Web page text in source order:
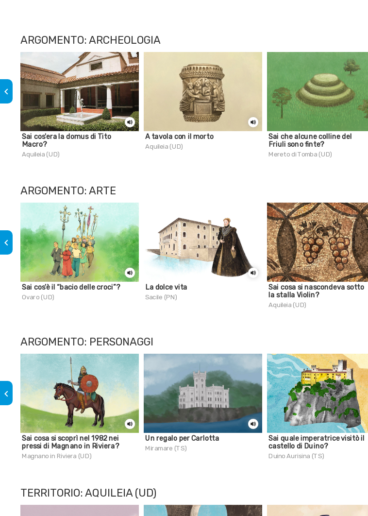
ARGOMENTO: ARCHEOLOGIA
Sai cos'era la domus di Tito
Macro?
Aquileia (UD)
A tavola con il morto
Aquileia (UD)
Sai che alcune colline del
Friuli sono finte?
Mereto di Tomba (UD)
keyboard_arrow_left
ARGOMENTO: ARTE
Sai cos'è il “bacio delle croci”?
Ovaro (UD)
La dolce vita
Sacile (PN)
Sai cosa si nascondeva sotto
la stalla Violin?
Aquileia (UD)
keyboard_arrow_left
ARGOMENTO: PERSONAGGI
Sai cosa si scoprì nel 1982 nei
pressi di Magnano in Riviera?
Magnano in Riviera (UD)
Un regalo per Carlotta
Miramare (TS)
Sai quale imperatrice visitò il
castello di Duino?
Duino Aurisina (TS)
keyboard_arrow_left
TERRITORIO: AQUILEIA (UD)